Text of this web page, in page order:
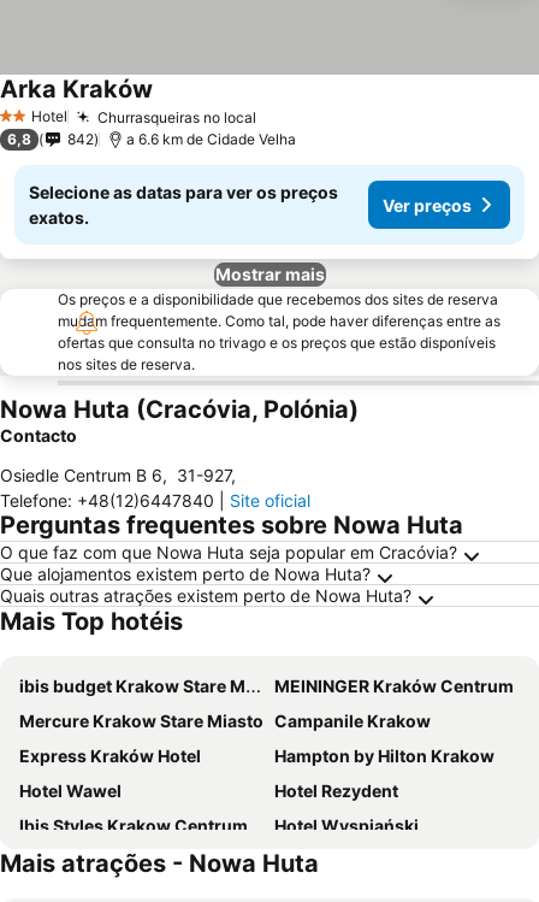
2 Estrelas
Hotel Churrasqueiras no local
Arka Kraków
6,8 842 a 6.6 km de Cidade Velha
Selecione as datas para ver os preços
exatos.
Ver preços
Mostrar mais
Os preços e a disponibilidade que recebemos dos sites de reserva
mudam frequentemente. Como tal, pode haver diferenças entre as
ofertas que consulta no trivago e os preços que estão disponíveis
nos sites de reserva.
Nowa Huta (Cracóvia, Polónia)
Contacto
Osiedle Centrum B 6, 31-927,
Telefone: +48(12)6447840 Site oficial
Perguntas frequentes sobre Nowa Huta
O que faz com que Nowa Huta seja popular em Cracóvia?
Que alojamentos existem perto de Nowa Huta?
Quais outras atrações existem perto de Nowa Huta?
Mais Top hotéis
ibis budget Krakow Stare Miasto
MEININGER Kraków Centrum
Mercure Krakow Stare Miasto Campanile Krakow
Express Kraków Hotel
Hampton by Hilton Krakow
Hotel Wawel
Hotel Rezydent
Ibis Styles Krakow Centrum
Hotel Wyspiański
Hilton Garden Inn Krakow
Hotel Downtown Kraków
Mais atrações - Nowa Huta